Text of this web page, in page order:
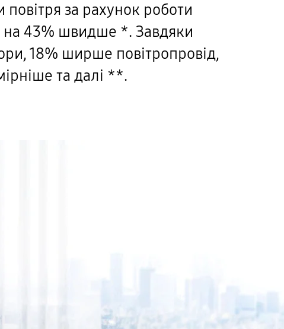
за рахунок роботи
на 43% швидше *. Завдяки
18% ширше повітропровід,
та далі **.